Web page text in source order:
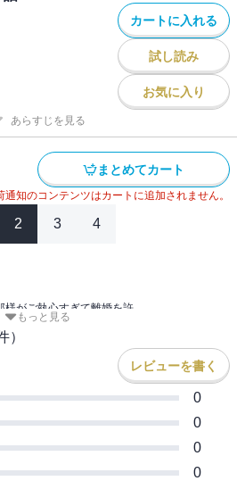
カートに入れる
試し読み
お気に入り
あらすじを見る
まとめてカート
知のコンテンツはカートに追加されません。
2 3 4
様がご執心すぎて離婚を許
もっと見る
）
レビューを書く
0
0
0
0